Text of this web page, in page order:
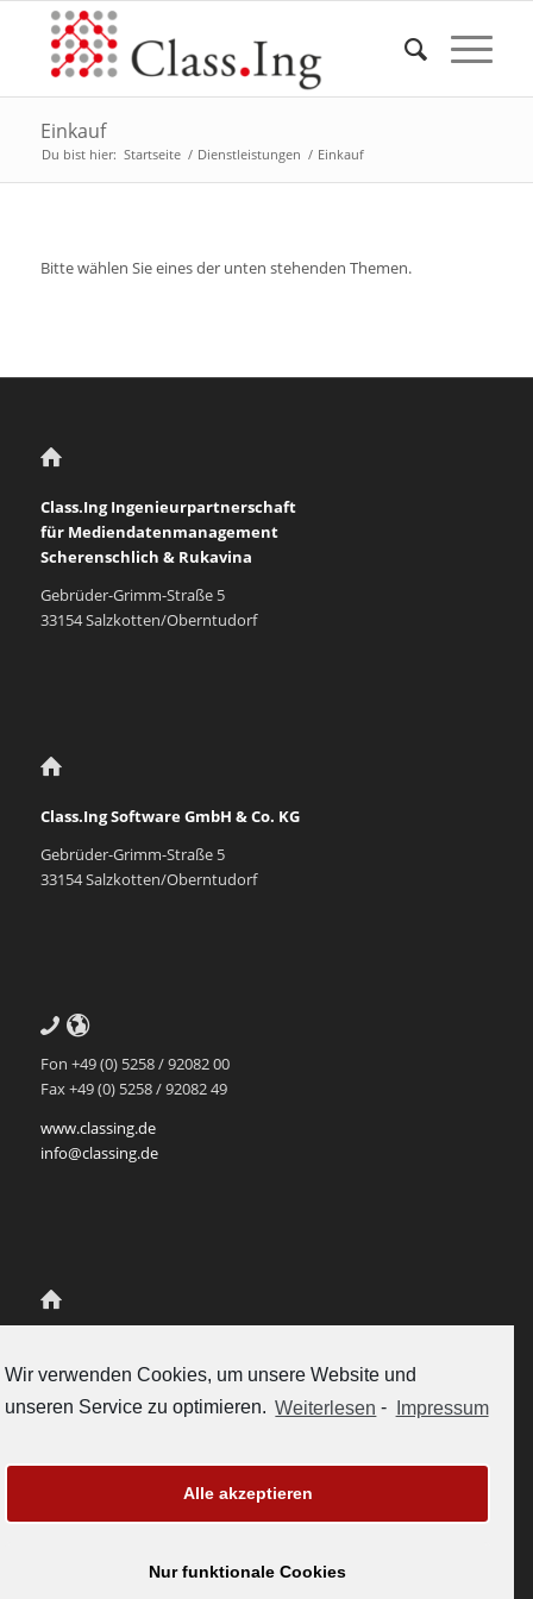
Wir verwenden Cookies, um unsere Website und
unseren Service zu optimieren. Weiterlesen - Impressum
Alle akzeptieren
Nur funktionale Cookies
Einkauf
Du bist hier: Startseite / Dienstleistungen / Einkauf
Bitte wählen Sie eines der unten stehenden Themen.
Class.Ing Ingenieurpartnerschaft
für Mediendatenmanagement
Scherenschlich & Rukavina
Gebrüder-Grimm-Straße 5
33154 Salzkotten/Oberntudorf
Class.Ing Software GmbH & Co. KG
Gebrüder-Grimm-Straße 5
33154 Salzkotten/Oberntudorf
Fon +49 (0) 5258 / 92082 00
Fax +49 (0) 5258 / 92082 49
www.classing.de
info@classing.de
für Mediendatenmanagement
Scherenschlich und Rukavina
Gubelstrasse 12
Tel. +41-41-5112558